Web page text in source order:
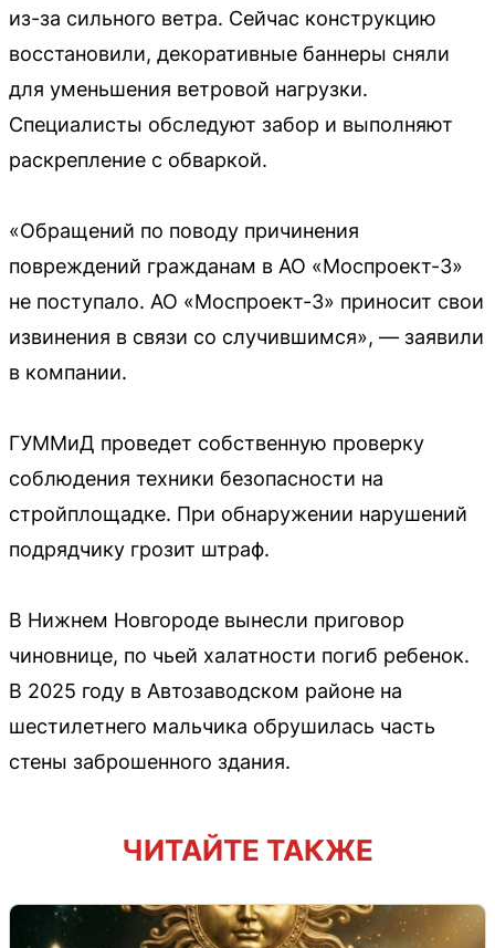
из-за сильного ветра. Сейчас конструкцию
восстановили, декоративные баннеры сняли
для уменьшения ветровой нагрузки.
Специалисты обследуют забор и выполняют
раскрепление с обваркой.
«Обращений по поводу причинения
повреждений гражданам в АО «Моспроект-3»
не поступало. АО «Моспроект-3» приносит свои
извинения в связи со случившимся», — заявили
в компании.
ГУММиД проведет собственную проверку
соблюдения техники безопасности на
стройплощадке. При обнаружении нарушений
подрядчику грозит штраф.
В Нижнем Новгороде вынесли приговор
чиновнице, по чьей халатности погиб ребенок.
В 2025 году в Автозаводском районе на
шестилетнего мальчика обрушилась часть
стены заброшенного здания.
ЧИТАЙТЕ ТАКЖЕ